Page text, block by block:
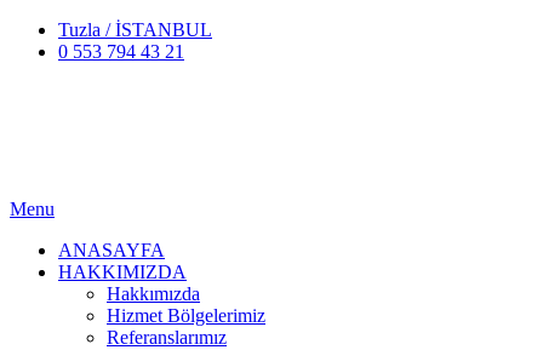
Tuzla / İSTANBUL
0 553 794 43 21
Menu
ANASAYFA
HAKKIMIZDA
Hakkımızda
Hizmet Bölgelerimiz
Referanslarımız